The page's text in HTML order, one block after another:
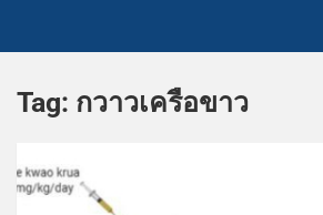
Tag: กวาวเครือขาว